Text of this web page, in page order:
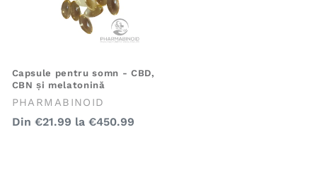
Capsule pentru somn - CBD,
CBN și melatonină
Furnizor:
PHARMABINOID
Preț
Din €21.99 la €450.99